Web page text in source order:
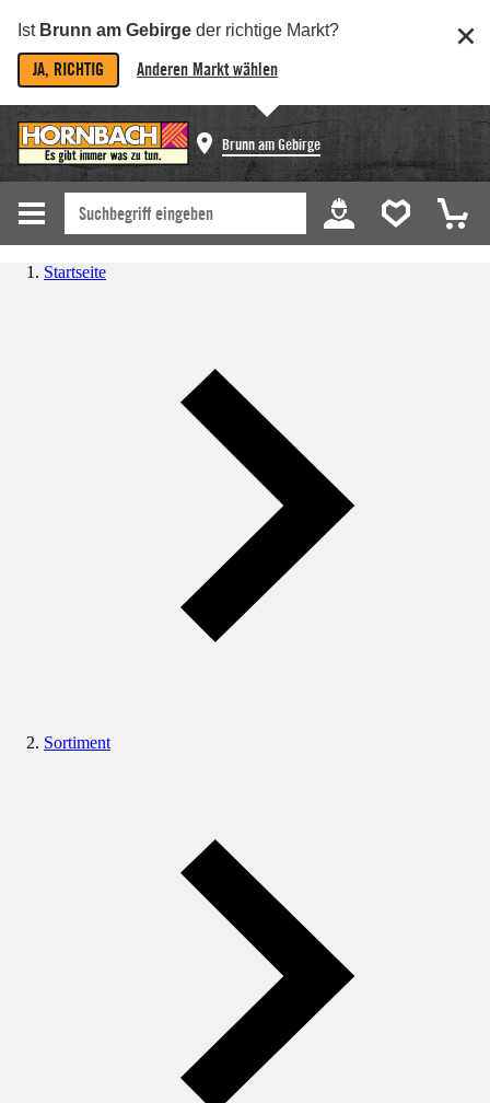
Ist Brunn am Gebirge der richtige Markt?
JA, RICHTIG Anderen Markt wählen
Brunn am Gebirge
Startseite
Sortiment